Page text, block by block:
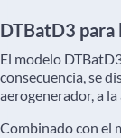
DTBatD3 para
El modelo
consecuencia, se
aerogenerador, a
Combinado con el